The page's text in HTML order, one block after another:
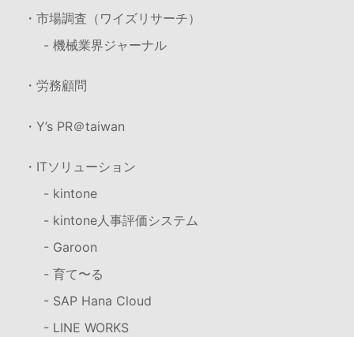
・市場調査（ワイズリサーチ）
- 機械業界ジャーナル
・労務顧問
・Y’s PR＠taiwan
・ITソリューション
- kintone
- kintone人事評価システム
- Garoon
- 育て〜る
- SAP Hana Cloud
- LINE WORKS